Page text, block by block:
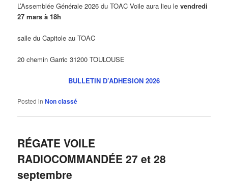
L’Assemblée Générale 2026 du TOAC Voile aura lieu levendredi
27 mars à 18h
salle du Capitole au TOAC
20 chemin Garric 31200 TOULOUSE
BULLETIN D’ADHESION 2026
Posted in Non classé
RÉGATE VOILE
RADIOCOMMANDÉE 27 et 28
septembre